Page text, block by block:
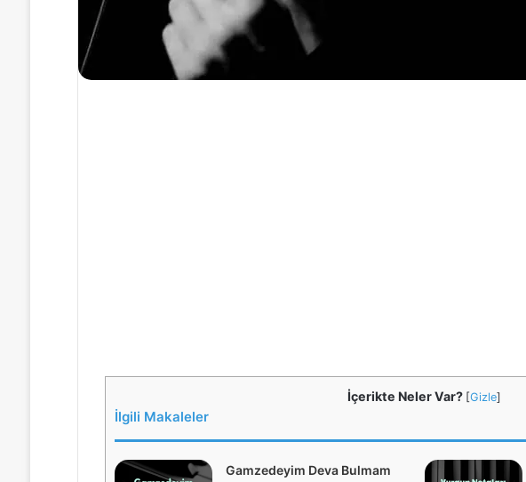
İçerikte Neler Var? [Gizle]
İlgili Makaleler
Gamzedeyim Deva Bulmam